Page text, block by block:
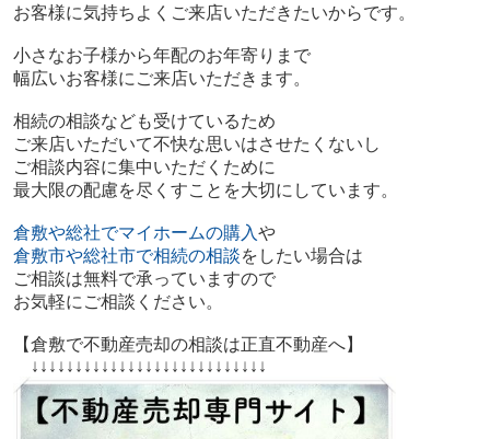
お客様に気持ちよくご来店いただきたいからです。
小さなお子様から年配のお年寄りまで
幅広いお客様にご来店いただきます。
相続の相談なども受けているため
ご来店いただいて不快な思いはさせたくないし
ご相談内容に集中いただくために
最大限の配慮を尽くすことを大切にしています。
倉敷や総社でマイホームの購入や
倉敷市や総社市で相続の相談をしたい場合は
ご相談は無料で承っていますので
お気軽にご相談ください。
【倉敷で不動産売却の相談は正直不動産へ】
↓↓↓↓↓↓↓↓↓↓↓↓↓↓↓↓↓↓↓↓↓↓↓↓↓↓↓